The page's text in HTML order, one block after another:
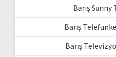
Barış Sunny
Barış
Barış